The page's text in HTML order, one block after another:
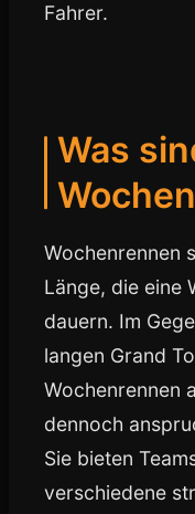
Fahrer.
Was
Wochenrennen
Länge, die eine
dauern. Im
langen Grand
Wochenrennen
dennoch
Sie bieten
verschiedene